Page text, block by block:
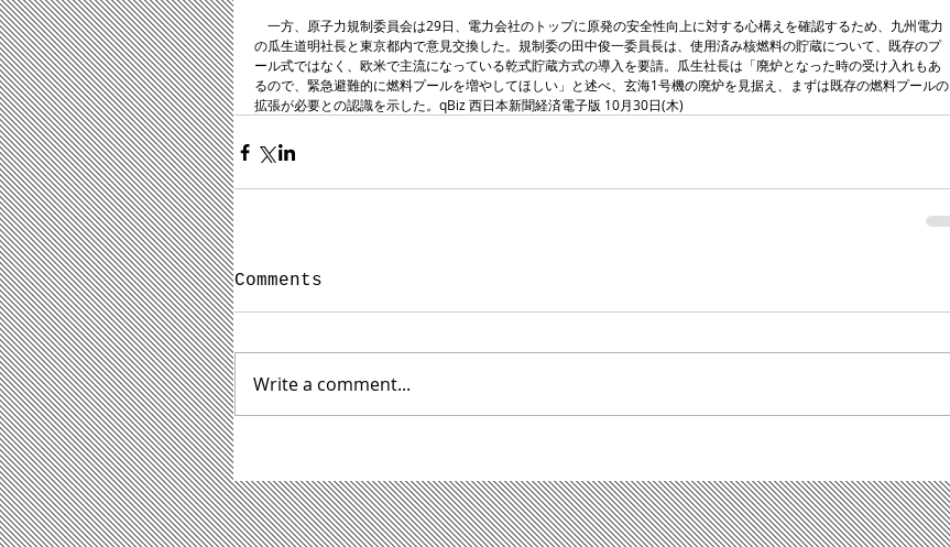
一方、原子力規制委員会は29日、電力会社のトップに原発の安全性向上に対する心構えを確認するため、九州電力
の瓜生道明社長と東京都内で意見交換した。規制委の田中俊一委員長は、使用済み核燃料の貯蔵について、既存のプ
ール式ではなく、欧米で主流になっている乾式貯蔵方式の導入を要請。瓜生社長は「廃炉となった時の受け入れもあ
るので、緊急避難的に燃料プールを増やしてほしい」と述べ、玄海1号機の廃炉を見据え、まずは既存の燃料プールの
拡張が必要との認識を示した。qBiz 西日本新聞経済電子版 10月30日(木)
Comments
Write a comment...